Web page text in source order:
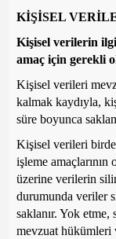
KİŞİSEL
Kişisel verilerin
amaç için gerekli
Kişisel verileri
kalmak kaydıyla,
süre boyunca
Kişisel verileri
işleme
üzerine verilerin
durumunda veriler
saklanır. Yok etme,
mevzuat